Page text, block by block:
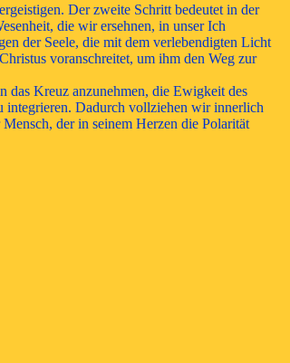
Der zweite Schritt bedeutet in der
die wir ersehnen, in unser Ich
der Seele, die mit dem verlebendigten Licht
voranschreitet, um ihm den Weg zur
das Kreuz anzunehmen, die Ewigkeit des
integrieren. Dadurch vollziehen wir innerlich
der in seinem Herzen die Polarität